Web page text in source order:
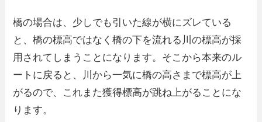
橋の場合は、少しでも引いた線が横にズレている
と、橋の標高ではなく橋の下を流れる川の標高が採
用されてしまうことになります。そこから本来のル
ートに戻ると、川から一気に橋の高さまで標高が上
がるので、これまた獲得標高が跳ね上がることにな
ります。